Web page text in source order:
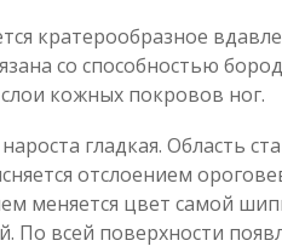
кратерообразное
со способностью
кожных покровов ног.
гладкая. Область
отслоением
меняется цвет самой
По всей поверхности